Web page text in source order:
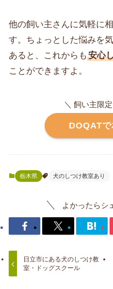
他の飼い主さんに気軽に
す。ちょっとした悩みを
あると、これからも 安心
ことができますよ。
＼ 飼い主限
DOQAT
栃木県 犬のしつけ教室あり
よかったらシ
日立市にある犬のしつけ教
室・ドッグスクール